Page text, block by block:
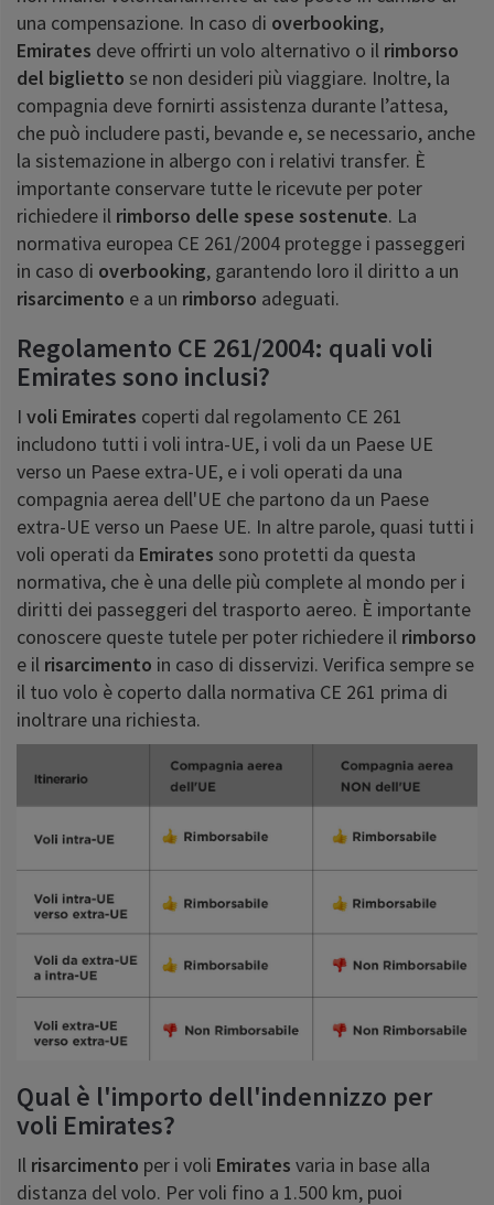
una compensazione. In caso di overbooking,
Emirates deve offrirti un volo alternativo o il rimborso
del biglietto se non desideri più viaggiare. Inoltre, la
compagnia deve fornirti assistenza durante l’attesa,
che può includere pasti, bevande e, se necessario, anche
la sistemazione in albergo con i relativi transfer. È
importante conservare tutte le ricevute per poter
richiedere il rimborso delle spese sostenute. La
normativa europea CE 261/2004 protegge i passeggeri
in caso di overbooking, garantendo loro il diritto a un
risarcimento e a un rimborso adeguati.
Regolamento CE 261/2004: quali voli
Emirates sono inclusi?
I voli Emirates coperti dal regolamento CE 261
includono tutti i voli intra-UE, i voli da un Paese UE
verso un Paese extra-UE, e i voli operati da una
compagnia aerea dell'UE che partono da un Paese
extra-UE verso un Paese UE. In altre parole, quasi tutti i
voli operati da Emirates sono protetti da questa
normativa, che è una delle più complete al mondo per i
diritti dei passeggeri del trasporto aereo. È importante
conoscere queste tutele per poter richiedere il rimborso
e il risarcimento in caso di disservizi. Verifica sempre se
il tuo volo è coperto dalla normativa CE 261 prima di
inoltrare una richiesta.
Qual è l'importo dell'indennizzo per
voli Emirates?
Il risarcimento per i voli Emirates varia in base alla
distanza del volo. Per voli fino a 1.500 km, puoi